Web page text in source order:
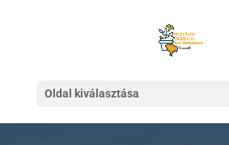
Oldal kiválasztása